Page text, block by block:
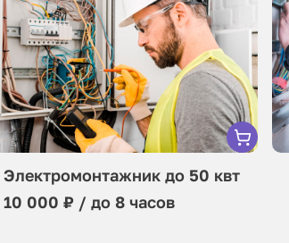
Электромонтажник до 50 квт
10 000 ₽ / до 8 часов